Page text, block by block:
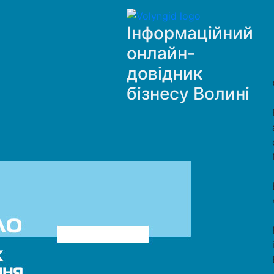
Інформаційний
онлайн-
довідник
бізнесу Волині